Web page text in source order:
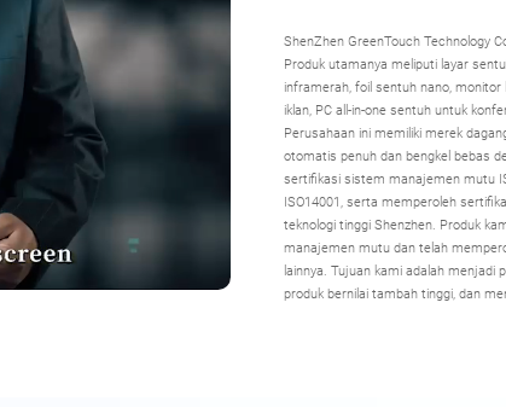
ShenZhen GreenTouch Technology
Produk utamanya meliputi layar
inframerah, foil sentuh nano, monitor
iklan, PC all-in-one sentuh untuk
Perusahaan ini memiliki merek
otomatis penuh dan bengkel bebas
sertifikasi sistem manajemen mutu
ISO14001, serta memperoleh
teknologi tinggi Shenzhen. Produk
manajemen mutu dan telah
lainnya. Tujuan kami adalah menjadi
produk bernilai tambah tinggi, dan